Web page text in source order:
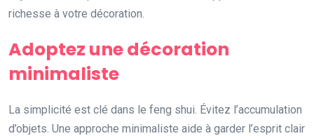
richesse à votre décoration.
Adoptez une décoration
minimaliste
La simplicité est clé dans le feng shui. Évitez l’accumulation
d’objets. Une approche minimaliste aide à garder l’esprit clair